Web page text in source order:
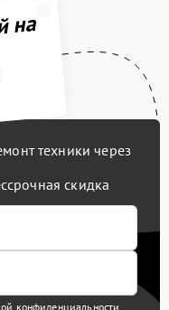
на
техники через
скидка
конфиденциальности